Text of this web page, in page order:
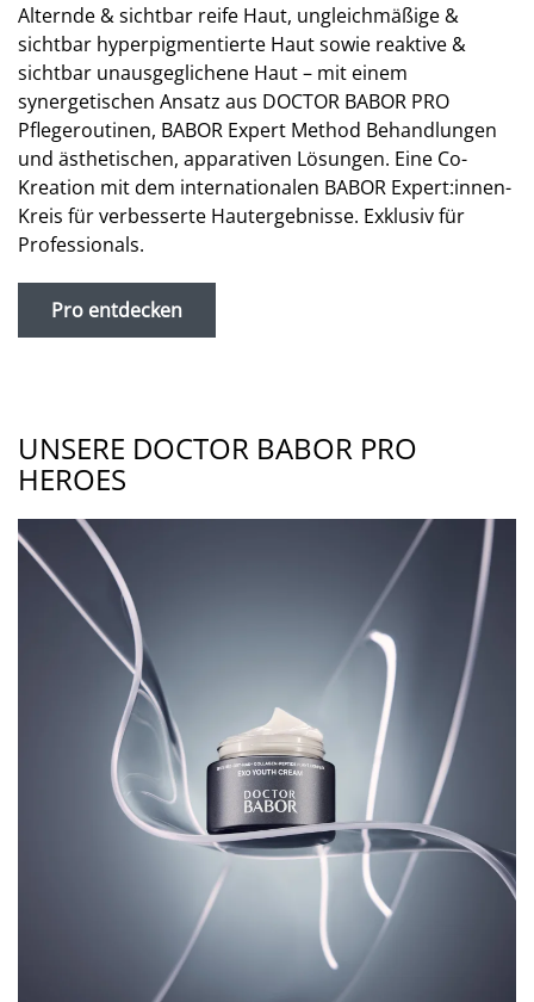
Alternde & sichtbar reife Haut, ungleichmäßige &
sichtbar hyperpigmentierte Haut sowie reaktive &
sichtbar unausgeglichene Haut – mit einem
synergetischen Ansatz aus DOCTOR BABOR PRO
Pflegeroutinen, BABOR Expert Method Behandlungen
und ästhetischen, apparativen Lösungen. Eine Co-
Kreation mit dem internationalen BABOR Expert:innen-
Kreis für verbesserte Hautergebnisse. Exklusiv für
Professionals.
Pro entdecken
UNSERE DOCTOR BABOR PRO
HEROES